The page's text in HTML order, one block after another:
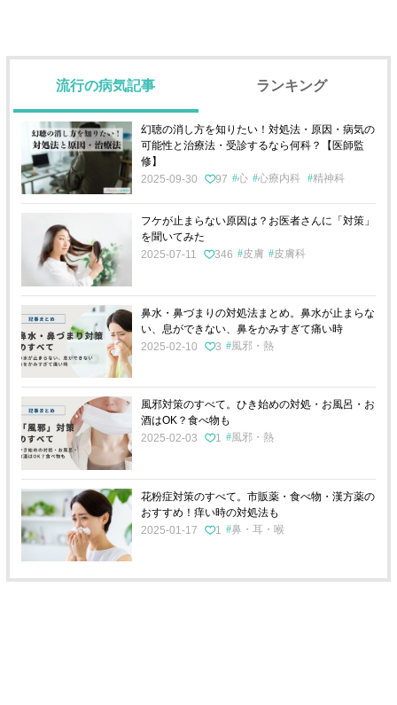
流行の病気記事 ランキング
幻聴の消し方を知りたい！対処法・原因・病気の
可能性と治療法・受診するなら何科？【医師監
修】
2025-09-30
97 心 心療内科 精神科
フケが止まらない原因は？お医者さんに「対策」
を聞いてみた
2025-07-11
346 皮膚 皮膚科
鼻水・鼻づまりの対処法まとめ。鼻水が止まらな
い、息ができない、鼻をかみすぎて痛い時
2025-02-10
3 風邪・熱
風邪対策のすべて。ひき始めの対処・お風呂・お
酒はOK？食べ物も
2025-02-03
1 風邪・熱
花粉症対策のすべて。市販薬・食べ物・漢方薬の
おすすめ！痒い時の対処法も
2025-01-17
1 鼻・耳・喉